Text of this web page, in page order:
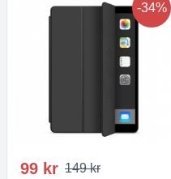
-34%
99 kr 149 kr